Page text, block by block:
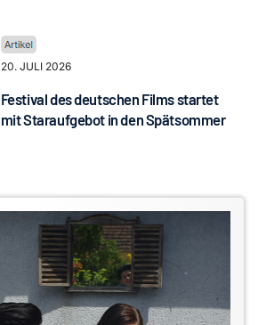
20. JULI 2026
Festival des deutschen Films startet
mit Staraufgebot in den Spätsommer